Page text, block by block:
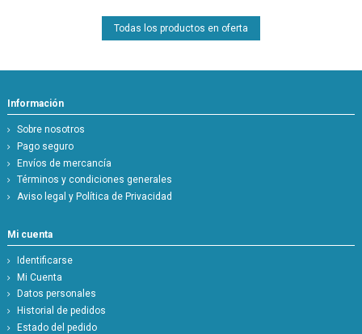
Todas los productos en oferta
Información
Sobre nosotros
Pago seguro
Envíos de mercancía
Términos y condiciones generales
Aviso legal y Política de Privacidad
Mi cuenta
Identificarse
Mi Cuenta
Datos personales
Historial de pedidos
Estado del pedido